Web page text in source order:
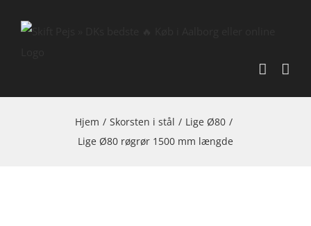
Hjem / Skorsten i stål / Lige Ø80 /
Lige Ø80 røgrør 1500 mm længde